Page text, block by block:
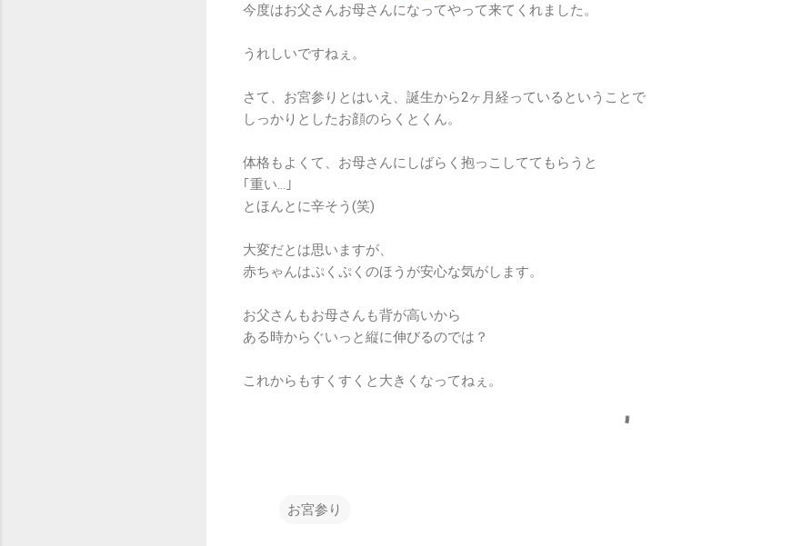
今度はお父さんお母さんになってやって来てくれました。
うれしいですねぇ。
さて、お宮参りとはいえ、誕生から2ヶ月経っているということで
しっかりとしたお顔のらくとくん。
体格もよくて、お母さんにしばらく抱っこしててもらうと
｢重い…｣
とほんとに辛そう(笑)
大変だとは思いますが、
赤ちゃんはぷくぷくのほうが安心な気がします。
お父さんもお母さんも背が高いから
ある時からぐいっと縦に伸びるのでは？
これからもすくすくと大きくなってねぇ。
お宮参り